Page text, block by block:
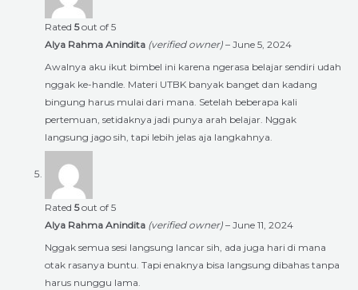
Rated 5out of 5
Alya Rahma Anindita (verified owner) – June 5, 2024
Awalnya aku ikut bimbel ini karena ngerasa belajar sendiri udah
nggak ke-handle. Materi UTBK banyak banget dan kadang
bingung harus mulai dari mana. Setelah beberapa kali
pertemuan, setidaknya jadi punya arah belajar. Nggak
langsung jago sih, tapi lebih jelas aja langkahnya.
Rated 5out of 5
Alya Rahma Anindita (verified owner) – June 11, 2024
Nggak semua sesi langsung lancar sih, ada juga hari di mana
otak rasanya buntu. Tapi enaknya bisa langsung dibahas tanpa
harus nunggu lama.